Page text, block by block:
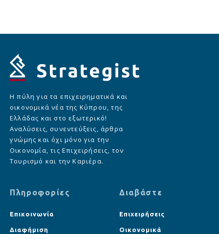
Η πύλη για τα επιχειρηματικά και
οικονομικά νέα της Κύπρου, της
Ελλάδας και στο εξωτερικό!
Αναλύσεις, συνεντεύξεις, άρθρα
γνώμης και όχι μόνο για την
Οικονομία, τις Επιχειρήσεις, τον
Τουρισμό και την Καριέρα.
Πληροφορίες
Επικοινωνία
Διαφήμιση
Διαβάστε
Επιχειρήσεις
Οικονομικά